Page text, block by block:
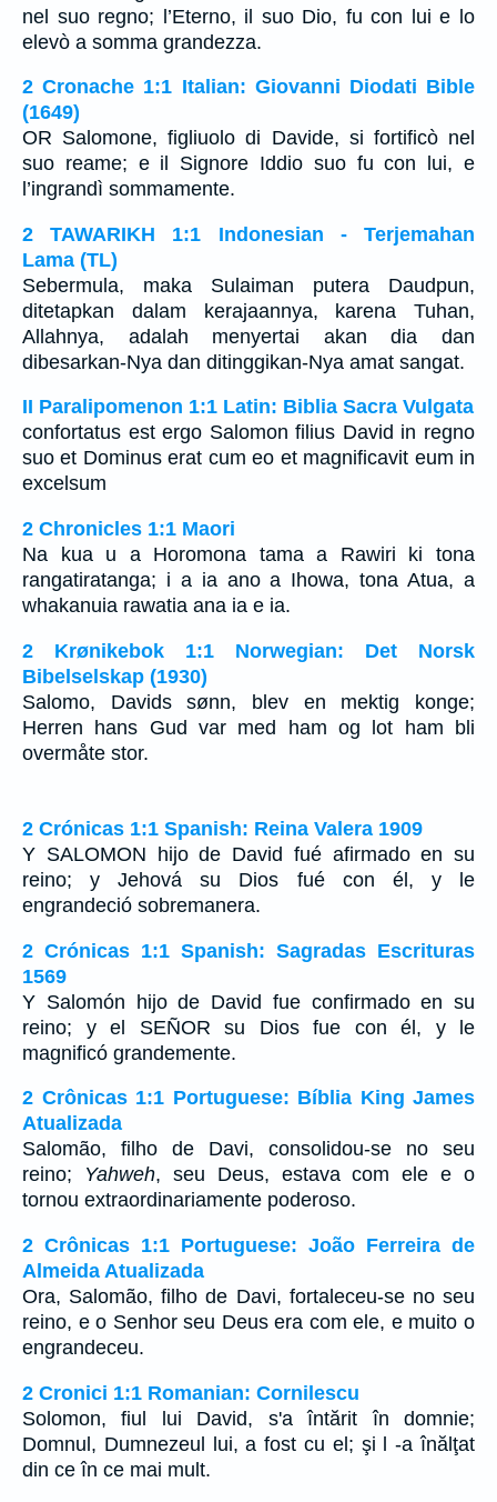
nel suo regno; l’Eterno, il suo Dio, fu con lui e lo
elevò a somma grandezza.
2 Cronache 1:1 Italian: Giovanni Diodati Bible
(1649)
OR Salomone, figliuolo di Davide, si fortificò nel
suo reame; e il Signore Iddio suo fu con lui, e
l’ingrandì sommamente.
2 TAWARIKH 1:1 Indonesian - Terjemahan
Lama (TL)
Sebermula, maka Sulaiman putera Daudpun,
ditetapkan dalam kerajaannya, karena Tuhan,
Allahnya, adalah menyertai akan dia dan
dibesarkan-Nya dan ditinggikan-Nya amat sangat.
II Paralipomenon 1:1 Latin: Biblia Sacra Vulgata
confortatus est ergo Salomon filius David in regno
suo et Dominus erat cum eo et magnificavit eum in
excelsum
2 Chronicles 1:1 Maori
Na kua u a Horomona tama a Rawiri ki tona
rangatiratanga; i a ia ano a Ihowa, tona Atua, a
whakanuia rawatia ana ia e ia.
2 Krønikebok 1:1 Norwegian: Det Norsk
Bibelselskap (1930)
Salomo, Davids sønn, blev en mektig konge;
Herren hans Gud var med ham og lot ham bli
overmåte stor.
2 Crónicas 1:1 Spanish: Reina Valera 1909
Y SALOMON hijo de David fué afirmado en su
reino; y Jehová su Dios fué con él, y le
engrandeció sobremanera.
2 Crónicas 1:1 Spanish: Sagradas Escrituras
1569
Y Salomón hijo de David fue confirmado en su
reino; y el SEÑOR su Dios fue con él, y le
magnificó grandemente.
2 Crônicas 1:1 Portuguese: Bíblia King James
Atualizada
Salomão, filho de Davi, consolidou-se no seu
reino;
Yahweh, seu Deus, estava com ele e o
tornou extraordinariamente poderoso.
2 Crônicas 1:1 Portuguese: João Ferreira de
Almeida Atualizada
Ora, Salomão, filho de Davi, fortaleceu-se no seu
reino, e o Senhor seu Deus era com ele, e muito o
engrandeceu.
2 Cronici 1:1 Romanian: Cornilescu
Solomon, fiul lui David, s'a întărit în domnie;
Domnul, Dumnezeul lui, a fost cu el; şi l -a înălţat
din ce în ce mai mult.